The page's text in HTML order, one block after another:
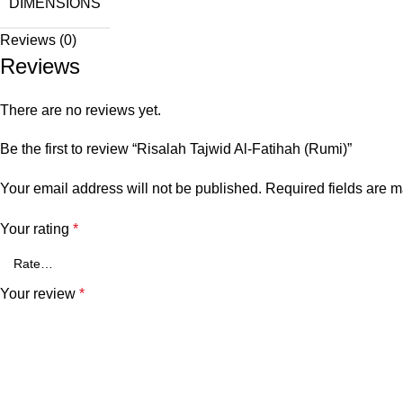
DIMENSIONS
Reviews (0)
Reviews
There are no reviews yet.
Be the first to review “Risalah Tajwid Al-Fatihah (Rumi)”
Your email address will not be published. Required fields are
Your rating *
Your review *